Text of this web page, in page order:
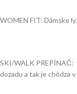
WOMEN FIT: Dámske
SKI/WALK PREPÍNAČ:
dozadu a tak je chôdza